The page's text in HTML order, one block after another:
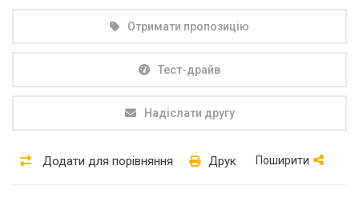
Отримати пропозицію
Тест-драйв
Надіслати другу
Додати для порівняння Друк Поширити